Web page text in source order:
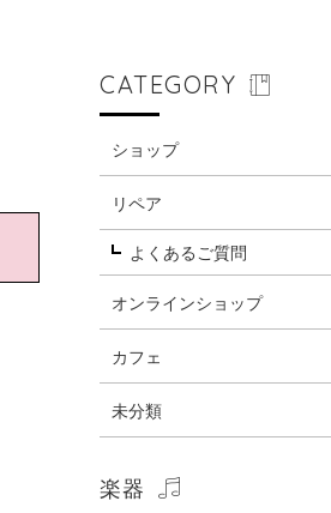
CATEGORY
ショップ
リペア
よくあるご質問
オンラインショップ
カフェ
未分類
楽器